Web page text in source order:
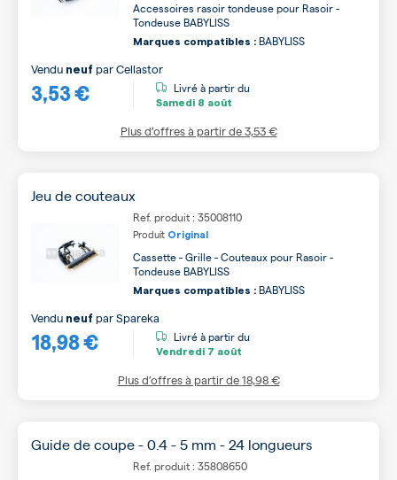
Accessoires rasoir tondeuse pour Rasoir -
Tondeuse BABYLISS
Marques compatibles : BABYLISS
3,53 €
Vendu neuf parCellastor
Livré à partir du
Samedi 8 août
Plus d’offres à partir de3,53 €
Jeu de couteaux
Ref. produit : 35008110
Produit Original
Cassette - Grille - Couteaux pour Rasoir -
Tondeuse BABYLISS
Marques compatibles : BABYLISS
18,98 €
Vendu neuf parSpareka
Livré à partir du
Vendredi 7 août
Plus d’offres à partir de18,98 €
Guide de coupe - 0.4 - 5 mm - 24 longueurs
Ref. produit : 35808650